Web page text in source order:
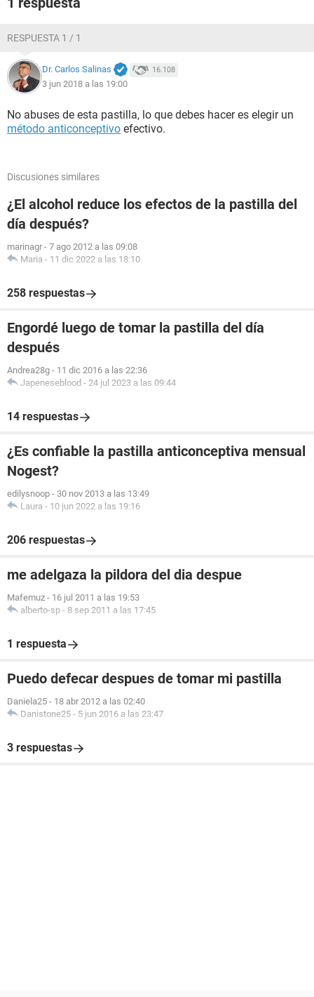
RESPUESTA 1 / 1
Dr. Carlos Salinas 16.108
3 jun 2018 a las 19:00
No abuses de esta pastilla, lo que debes hacer es elegir un
método anticonceptivo efectivo.
Discusiones similares
¿El alcohol reduce los efectos de la pastilla del
día después?
marinagr - 7 ago 2012 a las 09:08
Maria - 11 dic 2022 a las 18:10
258 respuestas
Engordé luego de tomar la pastilla del día
después
Andrea28g - 11 dic 2016 a las 22:36
Japeneseblood - 24 jul 2023 a las 09:44
14 respuestas
¿Es confiable la pastilla anticonceptiva mensual
Nogest?
edilysnoop - 30 nov 2013 a las 13:49
Laura - 10 jun 2022 a las 19:16
206 respuestas
me adelgaza la pildora del dia despue
Mafemuz - 16 jul 2011 a las 19:53
alberto-sp - 8 sep 2011 a las 17:45
1 respuesta
Puedo defecar despues de tomar mi pastilla
Daniela25 - 18 abr 2012 a las 02:40
Danistone25 - 5 jun 2016 a las 23:47
3 respuestas